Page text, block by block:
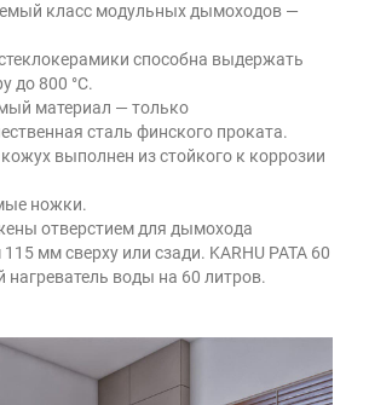
класс модульных дымоходов —
способна выдержать
до 800 °C.
материал — только
сталь финского проката.
выполнен из стойкого к коррозии
ножки.
отверстием для дымохода
мм сверху или сзади. KARHU PATA 60
нагреватель воды на 60 литров.